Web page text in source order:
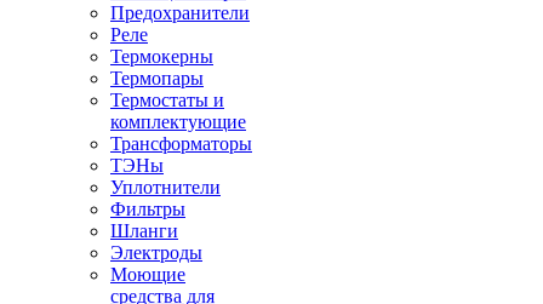
Предохранители
Реле
Термокерны
Термопары
Термостаты и
комплектующие
Трансформаторы
ТЭНы
Уплотнители
Фильтры
Шланги
Электроды
Моющие
средства для